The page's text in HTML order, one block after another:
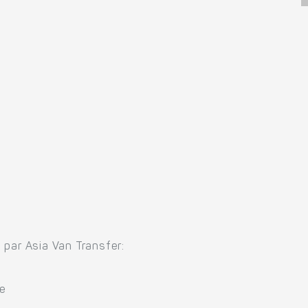
Asia Van Transfer: